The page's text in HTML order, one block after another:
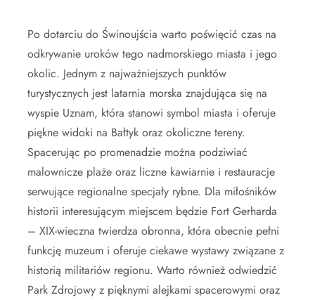
Po dotarciu do Świnoujścia warto poświęcić czas na
odkrywanie uroków tego nadmorskiego miasta i jego
okolic. Jednym z najważniejszych punktów
turystycznych jest latarnia morska znajdująca się na
wyspie Uznam, która stanowi symbol miasta i oferuje
piękne widoki na Bałtyk oraz okoliczne tereny.
Spacerując po promenadzie można podziwiać
malownicze plaże oraz liczne kawiarnie i restauracje
serwujące regionalne specjały rybne. Dla miłośników
historii interesującym miejscem będzie Fort Gerharda
– XIX-wieczna twierdza obronna, która obecnie pełni
funkcję muzeum i oferuje ciekawe wystawy związane z
historią militariów regionu. Warto również odwiedzić
Park Zdrojowy z pięknymi alejkami spacerowymi oraz